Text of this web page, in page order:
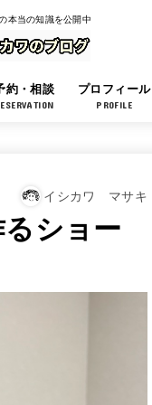
本当の知識を公開中
約・相談 プロフィール
PROFILE
イシカワ マサキ
るショー